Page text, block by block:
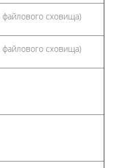
файлового сховища)
файлового сховища)